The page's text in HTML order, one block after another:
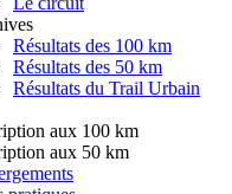
Résultats des 100 km
Résultats des 50 km
Résultats du Trail Urbain
aux 100 km
aux 50 km